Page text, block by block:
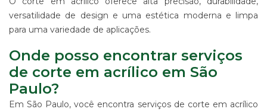
versatilidade de design e uma estética moderna e limpa
para uma variedade de aplicações.
Onde posso encontrar serviços
de corte em acrílico em São
Paulo?
Em São Paulo, você encontra serviços de corte em acrílico